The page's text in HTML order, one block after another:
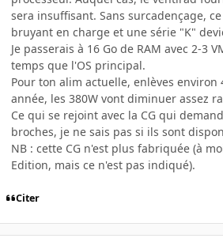
sera insuffisant. Sans surcadençage,
bruyant en charge et une série "K"
Je passerais à 16 Go de RAM avec 2-3
temps que l'OS principal.
Pour ton alim actuelle, enlèves
année, les 380W vont diminuer assez
Ce qui se rejoint avec la CG qui
broches, je ne sais pas si ils sont
NB : cette CG n'est plus fabriquée (à
Edition, mais ce n'est pas indiqué).
Citer